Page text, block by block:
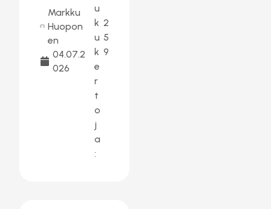
Markku
Huopon
en
04.07.2
026
u
k
u
k
e
r
t
o
j
a
:
2
5
9